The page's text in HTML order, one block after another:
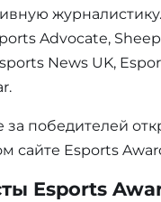
Advocate,
News UK,
за победителей
сайте Esports
Esports